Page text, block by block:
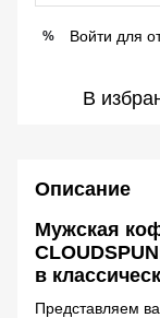
% Войти для
В
Описание
Мужская
в
Представляем